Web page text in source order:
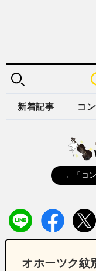
新着記事 コ
←「コ
オホーツク紋